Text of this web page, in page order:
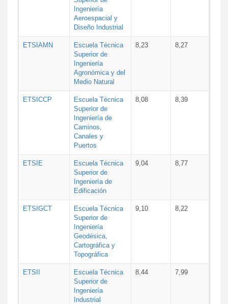
Ingeniería
Aeroespacial y
Diseño Industrial
ETSIAMN
Escuela Técnica
Superior de
Ingeniería
Agronómica y del
Medio Natural
8,23 8,27
ETSICCP
Escuela Técnica
Superior de
Ingeniería de
Caminos,
Canales y
Puertos
8,08 8,39
ETSIE
Escuela Técnica
Superior de
Ingeniería de
Edificación
9,04 8,77
ETSIGCT
Escuela Técnica
Superior de
Ingeniería
Geodésica,
Cartográfica y
Topográfica
9,10 8,22
ETSII
Escuela Técnica
Superior de
Ingeniería
Industrial
8,44 7,99